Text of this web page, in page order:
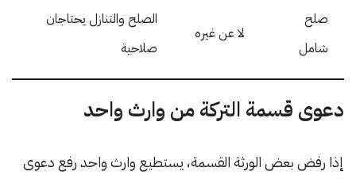
صلح
شامل
لا عن غيره
الصلح والتنازل يحتاجان
صلاحية
دعوى قسمة التركة من وارث واحد
إذا رفض بعض الورثة القسمة، يستطيع وارث واحد رفع دعوى